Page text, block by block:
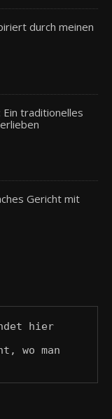
durch meinen
Ein traditionelles
Gericht mit
hier
wo man